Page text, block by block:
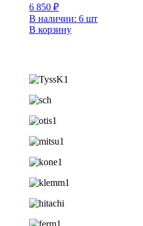
6 850 ₽
В наличии: 6 шт
В корзину